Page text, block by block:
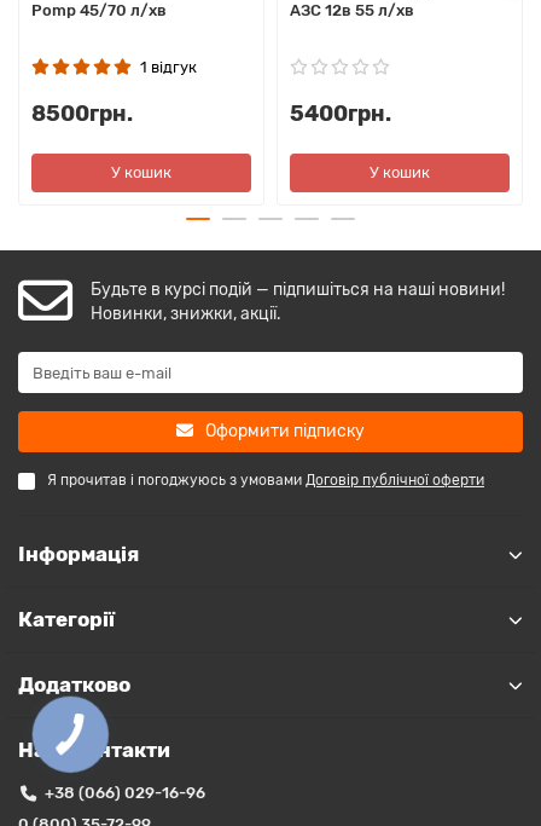
Pomp 45/70 л/хв
1 відгук
8500грн.
У кошик
АЗС 12в 55 л/хв
5400грн.
У кошик
Будьте в курсі подій — підпишіться на наші новини!
Новинки, знижки, акції.
Оформити підписку
Я прочитав і погоджуюсь з умовами Договір публічної оферти
Інформація
Категорії
Додатково
Наші контакти
+38 (066) 029-16-96